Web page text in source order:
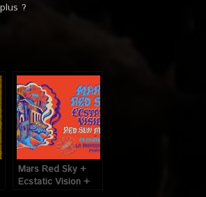
?
Mars Red Sky +
Ecstatic Vision +